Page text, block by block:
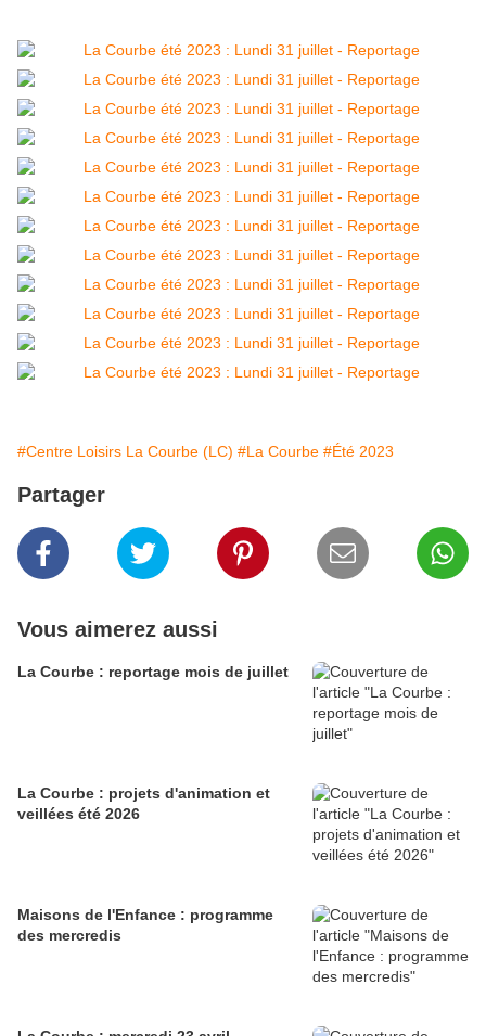
#Centre Loisirs La Courbe (LC) #La Courbe #Été 2023
Partager
Vous aimerez aussi
La Courbe : reportage mois de juillet
La Courbe : projets d'animation et
veillées été 2026
Maisons de l'Enfance : programme
des mercredis